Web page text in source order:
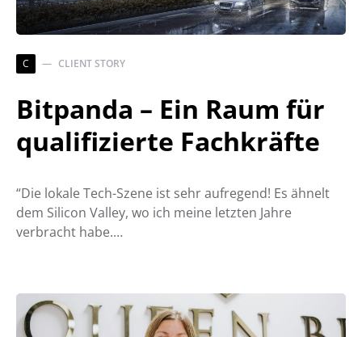
C CLIENT STORY
Bitpanda – Ein Raum für
qualifizierte Fachkräfte
“Die lokale Tech-Szene ist sehr aufregend! Es ähnelt
dem Silicon Valley, wo ich meine letzten Jahre
verbracht habe.…